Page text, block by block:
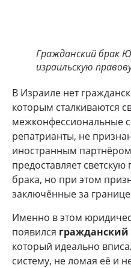
Гражданский брак
израильскую
В Израиле нет
которым сталкиваются
межконфессиональные
репатрианты, не
иностранным
предоставляет
брака, но при этом
заключённые за
Именно в этом
появился
который идеально
систему, не ломая её и